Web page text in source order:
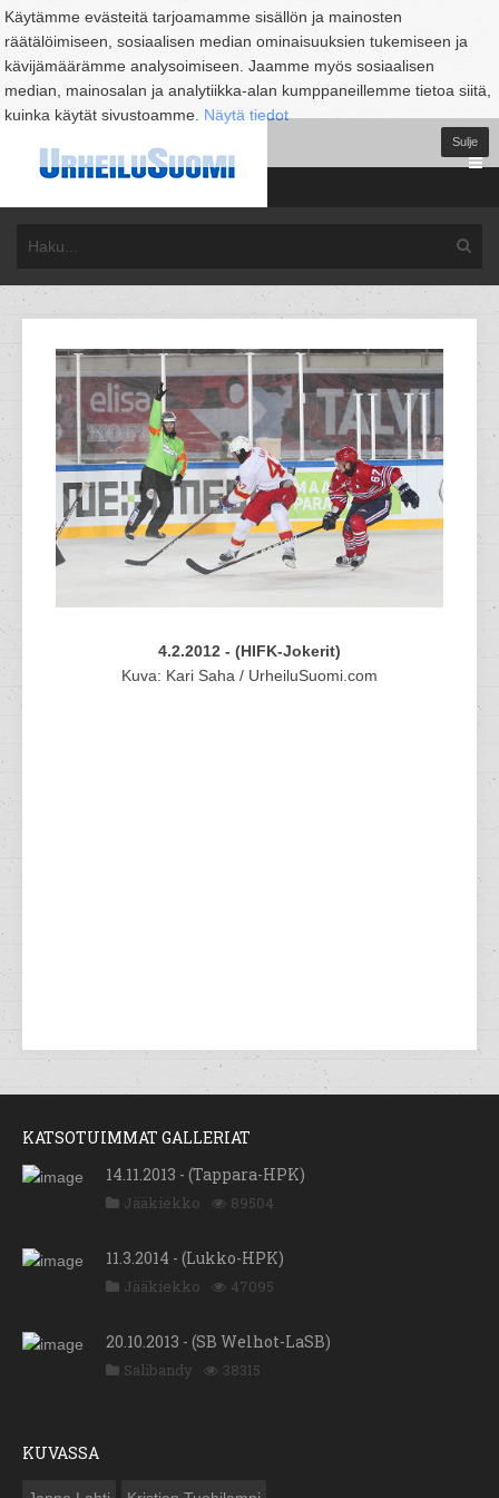
Käytämme evästeitä tarjoamamme sisällön ja mainosten
räätälöimiseen, sosiaalisen median ominaisuuksien tukemiseen ja
kävijämäärämme analysoimiseen. Jaamme myös sosiaalisen
median, mainosalan ja analytiikka-alan kumppaneillemme tietoa siitä,
kuinka käytät sivustoamme. Näytä tiedot
Sulje
4.2.2012 - (HIFK-Jokerit)
Kuva: Kari Saha / UrheiluSuomi.com
KATSOTUIMMAT GALLERIAT
14.11.2013 - (Tappara-HPK)
Jääkiekko 89504
11.3.2014 - (Lukko-HPK)
Jääkiekko 47095
20.10.2013 - (SB Welhot-LaSB)
Salibandy 38315
KUVASSA